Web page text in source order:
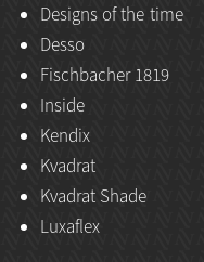
Designs of the time
Desso
Fischbacher 1819
Inside
Kendix
Kvadrat
Kvadrat Shade
Luxaflex